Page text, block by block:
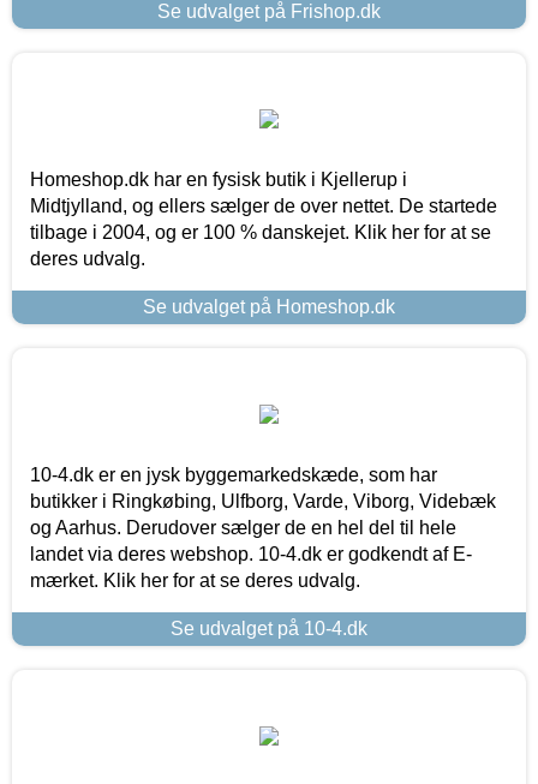
Se udvalget på Frishop.dk
Homeshop.dk har en fysisk butik i Kjellerup i
Midtjylland, og ellers sælger de over nettet. De startede
tilbage i 2004, og er 100 % danskejet. Klik her for at se
deres udvalg.
Se udvalget på Homeshop.dk
10-4.dk er en jysk byggemarkedskæde, som har
butikker i Ringkøbing, Ulfborg, Varde, Viborg, Videbæk
og Aarhus. Derudover sælger de en hel del til hele
landet via deres webshop. 10-4.dk er godkendt af E-
mærket. Klik her for at se deres udvalg.
Se udvalget på 10-4.dk